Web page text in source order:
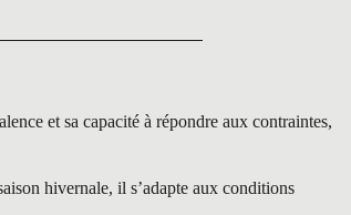
et sa capacité à répondre aux contraintes,
hivernale, il s’adapte aux conditions